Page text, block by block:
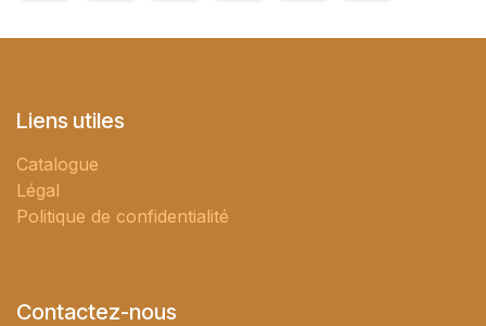
Liens utiles
Catalogue
Légal
Politique de confidentialité
Contactez-nous